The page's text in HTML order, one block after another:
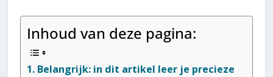
Inhoud van deze pagina:
Belangrijk: in dit artikel leer je precieze